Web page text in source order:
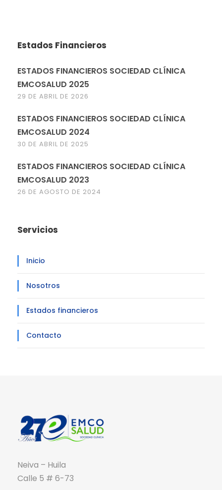
Estados Financieros
ESTADOS FINANCIEROS SOCIEDAD CLÍNICA
EMCOSALUD 2025
29 DE ABRIL DE 2026
ESTADOS FINANCIEROS SOCIEDAD CLÍNICA
EMCOSALUD 2024
30 DE ABRIL DE 2025
ESTADOS FINANCIEROS SOCIEDAD CLÍNICA
EMCOSALUD 2023
26 DE AGOSTO DE 2024
Servicios
Inicio
Nosotros
Estados financieros
Contacto
Neiva – Huila
Calle 5 # 6-73